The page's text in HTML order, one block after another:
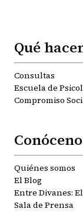
Qué
Consultas
Escuela de
Compromiso
Quiénes somos
El Blog
Entre Divanes:
Sala de Prensa